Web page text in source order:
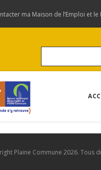
ma Maison de l’Emploi et le
Plaine Commune 2026. Tous